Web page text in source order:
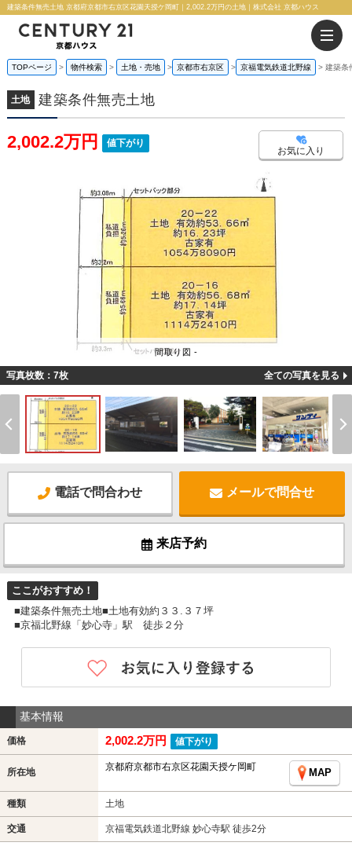
建築条件無売土地 京都府京都市右京区花園天授ケ岡町｜2,002.2万円の土地｜株式会社 京都ハウス
TOPページ 物件検索 土地・売地 京都市右京区 京福電気鉄道北野線 建築条
土地 建築条件無売土地
2,002.2万円 値下がり
お気に入り
間取り図 -
写真枚数：7枚 全ての写真を見る
電話で問合わせ メールで問合せ
来店予約
ここがおすすめ！
■建築条件無売土地■土地有効約３３.３７坪
■京福北野線「妙心寺」駅 徒歩２分
基本情報
価格 2,002.2万円 値下がり
所在地 京都府京都市右京区花園天授ケ岡町
MAP
種類 土地
交通 京福電気鉄道北野線 妙心寺駅 徒歩2分